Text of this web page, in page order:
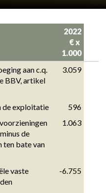
2022
€ x
1.000
aan c.q.
BBV, artikel
3.059
de exploitatie
596
de
ten bate van
1.063
vaste
-6.755